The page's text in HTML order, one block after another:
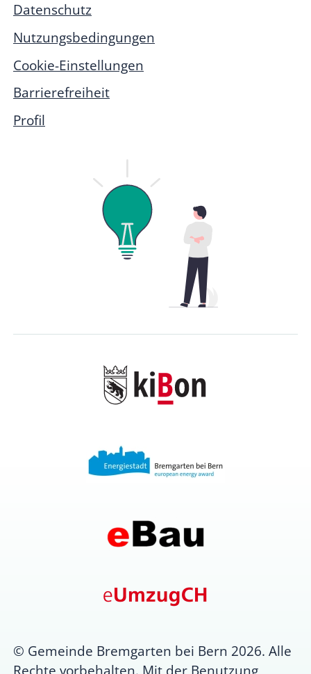
Datenschutz
Nutzungsbedingungen
Cookie-Einstellungen
Barrierefreiheit
Profil
© Gemeinde Bremgarten bei Bern 2026. Alle